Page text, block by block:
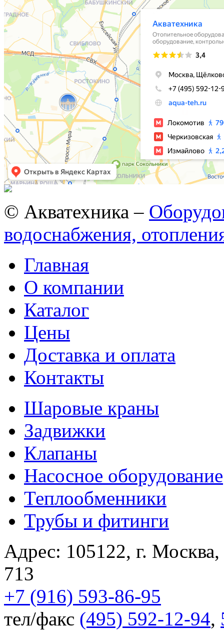
© Акватехника –
водоснабжения,
Главная
О компании
Каталог
Цены
Доставка и оплата
Контакты
Шаровые краны
Задвижки
Клапаны
Насосное оборудование
Теплообменники
Трубы и фитинги
Адрес: 105122, г. Москва,
713
+7 (916) 593-86-95
тел/факс (495) 592-12-94,